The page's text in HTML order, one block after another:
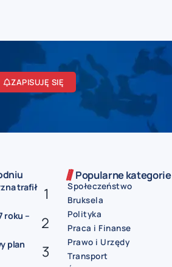
ZAPISUJĘ SIĘ
trafił
roku –
plan
Popularne kategorie
Społeczeństwo
Bruksela
Polityka
Praca i Finanse
Prawo i Urzędy
Transport